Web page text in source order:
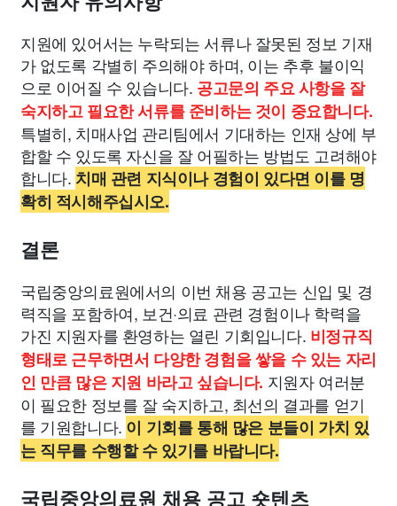
지원에 있어서는 누락되는 서류나 잘못된 정보 기재
가 없도록 각별히 주의해야 하며, 이는 추후 불이익
으로 이어질 수 있습니다. 공고문의 주요 사항을 잘
숙지하고 필요한 서류를 준비하는 것이 중요합니다.
특별히, 치매사업 관리팀에서 기대하는 인재 상에 부
합할 수 있도록 자신을 잘 어필하는 방법도 고려해야
합니다. 치매 관련 지식이나 경험이 있다면 이를 명
확히 적시해주십시오.
결론
국립중앙의료원에서의 이번 채용 공고는 신입 및 경
력직을 포함하여, 보건·의료 관련 경험이나 학력을
가진 지원자를 환영하는 열린 기회입니다. 비정규직
형태로 근무하면서 다양한 경험을 쌓을 수 있는 자리
인 만큼 많은 지원 바라고 싶습니다. 지원자 여러분
이 필요한 정보를 잘 숙지하고, 최선의 결과를 얻기
를 기원합니다. 이 기회를 통해 많은 분들이 가치 있
는 직무를 수행할 수 있기를 바랍니다.
국립중앙의료원 채용 공고 숏텐츠